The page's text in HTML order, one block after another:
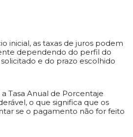
inicial, as taxas de juros podem
dependendo do perfil do
e do prazo escolhido
Tasa Anual de Porcentaje
o que significa que os
se o pagamento não for feito